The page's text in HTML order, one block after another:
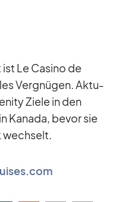
Le Ca­sino de
Ver­gnü­gen. Ak­tu­
Ziele in den
Ka­nada, be­vor sie
wech­selt.